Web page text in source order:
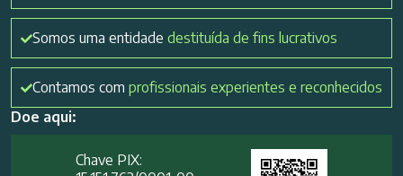
Somos uma entidade destituída de fins lucrativos
Contamos com profissionais experientes e reconhecidos
Doe aqui:
Chave PIX: